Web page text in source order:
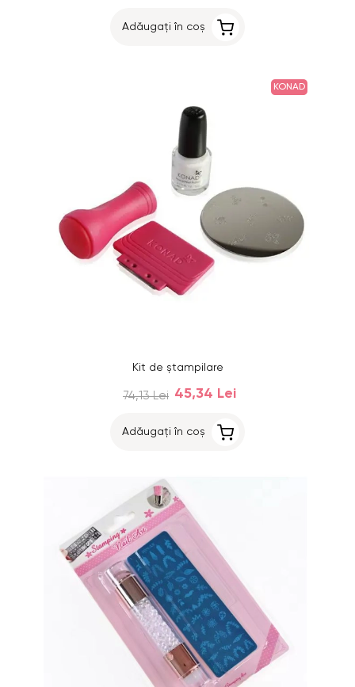
Adăugați în coș
KONAD
Kit de ştampilare
74,13 Lei 45,34 Lei
Adăugați în coș